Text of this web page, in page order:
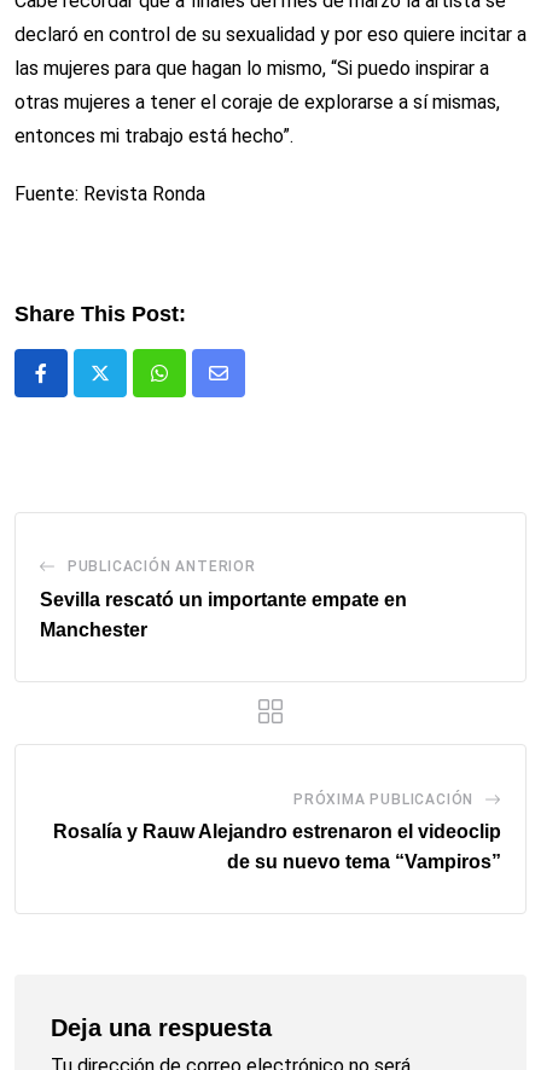
declaró en control de su sexualidad y por eso quiere incitar a
las mujeres para que hagan lo mismo, “Si puedo inspirar a
otras mujeres a tener el coraje de explorarse a sí mismas,
entonces mi trabajo está hecho”.
Fuente: Revista Ronda
Share This Post:
WhatsappComparte
PUBLICACIÓN ANTERIOR
Sevilla rescató un importante empate en
Manchester
PRÓXIMA PUBLICACIÓN
Rosalía y Rauw Alejandro estrenaron el videoclip
de su nuevo tema “Vampiros”
Deja una respuesta